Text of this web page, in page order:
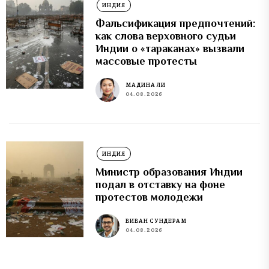
ИНДИЯ
Фальсификация предпочтений:
как слова верховного судьи
Индии о «тараканах» вызвали
массовые протесты
МАДИНА ЛИ
04.08.2026
ИНДИЯ
Министр образования Индии
подал в отставку на фоне
протестов молодежи
ВИВАН СУНДЕРАМ
04.08.2026